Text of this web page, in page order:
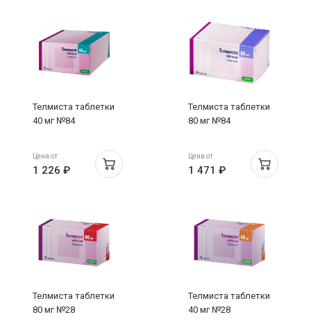
Телмиста таблетки
40 мг №84
Цена от
1 226 ₽
Телмиста таблетки
80 мг №84
Цена от
1 471 ₽
Телмиста таблетки
80 мг №28
Телмиста таблетки
40 мг №28